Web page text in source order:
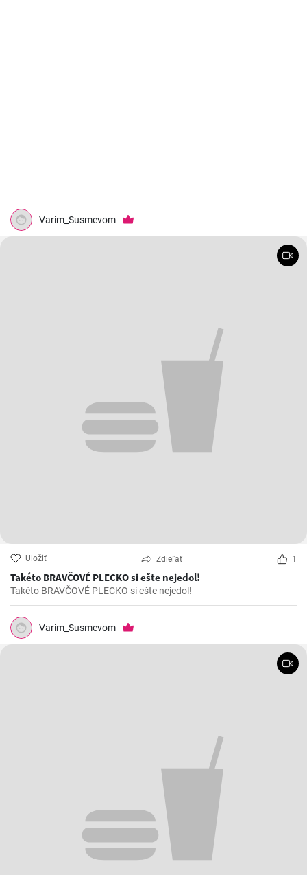
Varim_Susmevom
Uložiť Zdieľať 1
Takéto BRAVČOVÉ PLECKO si ešte nejedol!
Takéto BRAVČOVÉ PLECKO si ešte nejedol!
Varim_Susmevom